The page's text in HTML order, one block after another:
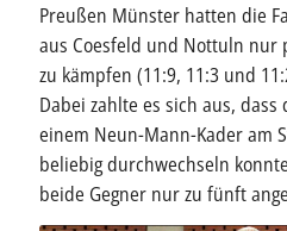
Preußen Münster hatten die
aus Coesfeld und Nottuln nur
zu kämpfen (11:9, 11:3 und
Dabei zahlte es sich aus, dass
einem Neun-Mann-Kader am
beliebig durchwechseln
beide Gegner nur zu fünft